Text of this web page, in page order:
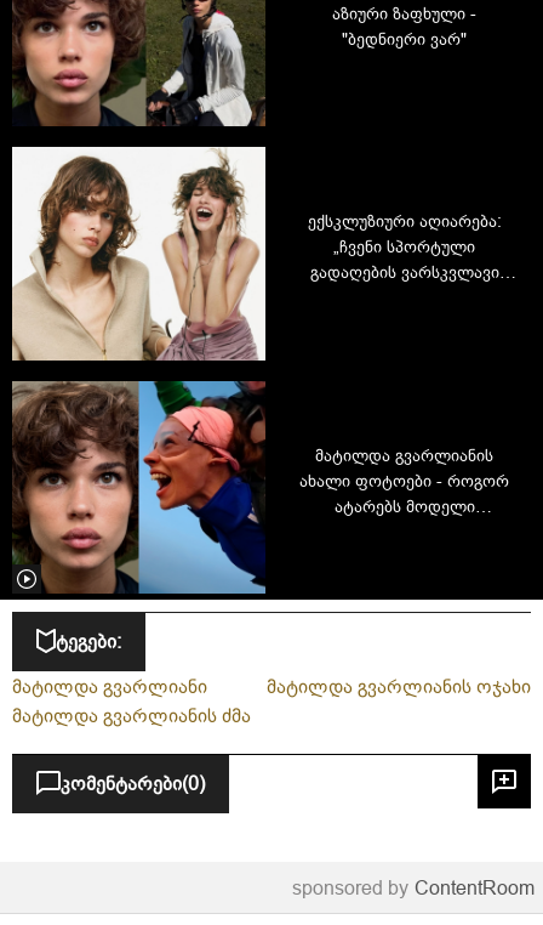
აზიური ზაფხული -
"ბედნიერი ვარ"
ექსკლუზიური აღიარება:
„ჩვენი სპორტული
გადაღების ვარსკვლავი
მატილდა გვარლიანის
ახალი ფოტოები - როგორ
ატარებს მოდელი
ტეგები:
მატილდა გვარლიანი
მატილდა გვარლიანის ოჯახი
მატილდა გვარლიანის ძმა
კომენტარები(0)
sponsored by ContentRoom